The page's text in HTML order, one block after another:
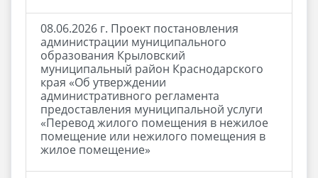
08.06.2026 г. Проект постановления
администрации муниципального
образования Крыловский
муниципальный район Краснодарского
края «Об утверждении
административного регламента
предоставления муниципальной услуги
«Перевод жилого помещения в нежилое
помещение или нежилого помещения в
жилое помещение»